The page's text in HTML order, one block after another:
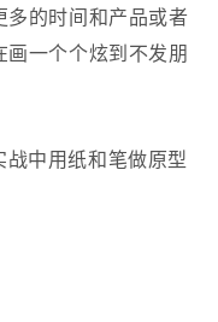
的时间和产品或者
一个个炫到不发朋